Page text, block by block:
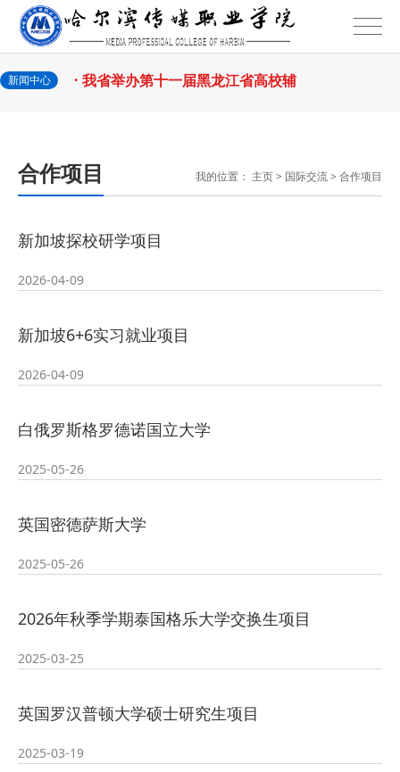
新闻中心
话 2026-07-31
· 省教育厅举行树立和践行正确政绩
观学习教育 2026-07-31
· 我省举办第十一届黑龙江省高校辅
院党委 2026-07-27
· 黑龙江省高校在第六届全国高校教
师教学创新
· 教育部2026年“宏志助航计划”师资
培训 2026-07-24
· 凝心聚力绘蓝图 踔厉奋进启新程
—— 哈
· 锚定目标谋新篇 巾帼聚力启新程
话
· 省教育厅举行树立和践行正确政绩
观学习教育 2026-07-31
· 我省举办第十一届黑龙江省高校辅
导员素质能 2026-07-27
· 深学经济思想 发展新质生产力--学
院党委 2026-07-27
· 黑龙江省高校在第六届全国高校教
合作项目 我的位置： 主页> 国际交流> 合作项目
新加坡探校研学项目
2026-04-09
新加坡6+6实习就业项目
2026-04-09
白俄罗斯格罗德诺国立大学
2025-05-26
英国密德萨斯大学
2025-05-26
2026年秋季学期泰国格乐大学交换生项目
2025-03-25
英国罗汉普顿大学硕士研究生项目
2025-03-19